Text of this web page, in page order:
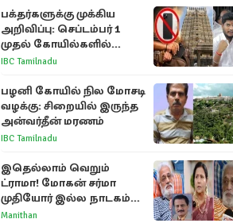
பக்தர்களுக்கு முக்கிய
அறிவிப்பு: செப்டம்பர் 1
முதல் கோயில்களில்
மொபைலுக்கு தடை!
IBC Tamilnadu
பழனி கோயில் நில மோசடி
வழக்கு: சிறையில் இருந்த
அன்வர்தீன் மரணம்
IBC Tamilnadu
இதெல்லாம் வெறும்
ட்ராமா! மோகன் சர்மா
முதியோர் இல்ல நாடகம்
குறித்து குட்டி பத்மினி
Manithan